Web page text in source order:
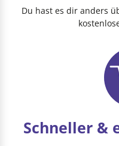
Du hast es dir anders
Schneller &